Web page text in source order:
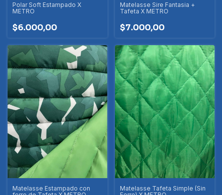
Polar Soft Estampado X
METRO
$6.000,00
Matelasse Sire Fantasia +
Tafeta X METRO
$7.000,00
Matelasse Estampado con
Matelasse Tafeta Simple (Sin